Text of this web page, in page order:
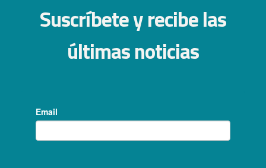
Suscríbete y recibe las
últimas noticias